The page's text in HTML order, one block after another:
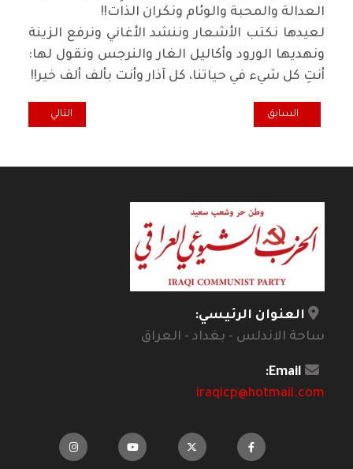
العدالة والمحبة والوئام ونكران الذات!!
لعيدها نكتب الأشعار وننشد الأغاني ونرفع الزينة
ونهديها الورود وأكاليل الغار والنرجس ونقول لها:
أنتِ كل شيء في حياتنا، كل آذار وأنت بألف ألف خير!!
المقال السابق: نقطة ضوء... الخرافة والعلم
السابق المقال التالي:
التالي
العنوان الرئيسي:
ساحة الاندلس - بغداد - العراق
Email:
iraqicp@hotmail.com